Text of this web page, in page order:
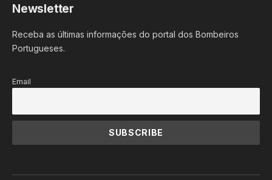
Newsletter
Receba as últimas informações do portal dos Bombeiros
Portugueses.
Email